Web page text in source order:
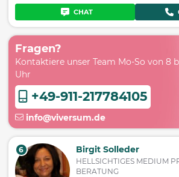
Fragen?
Kontaktiere unser Team Mo-So von 8
Uhr
+49-911-217784105
info@viversum.de
CHAT
6 Birgit Solleder
HELLSICHTIGES MEDIUM
BERATUNG